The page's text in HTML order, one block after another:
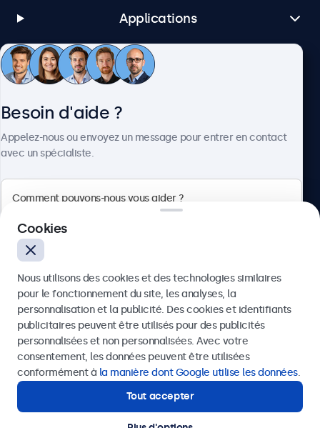
Toutes versions de BrightsignOS
Samsung DeX
Toutes versions de Samsung DeX
Connectivité
HDMI
1x
DisplayPort
1x
VGA
1x
1x Vidéo, audio, touch
USB-A
Via l'adaptateur USB-C vers USB-A. Ceci active uniquement
la fonction tactile et doit être combiné avec HDMI,
DisplayPort ou VGA pour l'affichage.
Entrée AUX (3.5mm)
Applications
Service client
4.8/5 noté par 5000+ entreprises
Français
Besoin d'aide ?
Appelez-nous ou envoyez un message pour entrer en contact
avec un spécialiste.
Envoyer
Ou appelez-nous au+41 43 50 80 772
Contactez nos spécialistes.
Cookies
Nous utilisons des cookies et des technologies similaires
pour le fonctionnement du site, les analyses, la
personnalisation et la publicité. Des cookies et identifiants
publicitaires peuvent être utilisés pour des publicités
personnalisées et non personnalisées. Avec votre
consentement, les données peuvent être utilisées
conformément à la manière dont Google utilise les données.
Tout accepter